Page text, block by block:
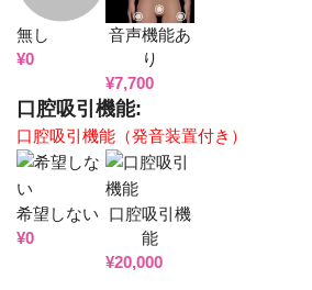
無し
¥0
音声機能あ
り
¥7,700
口腔吸引機能:
口腔吸引機能（発音装置付き）
希望しない
¥0
口腔吸引機
能
¥20,000